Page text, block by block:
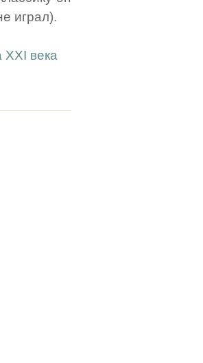
играл).
XXI века